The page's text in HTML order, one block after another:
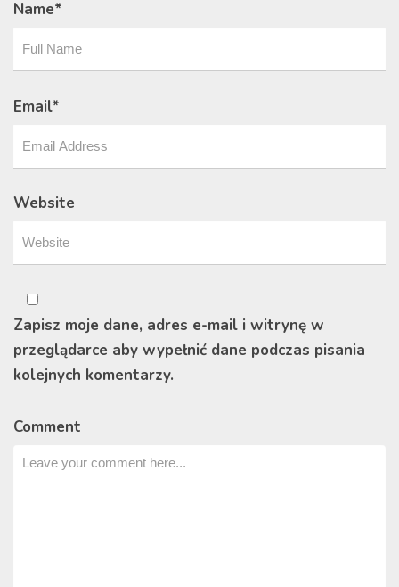
Name*
Email*
Website
Zapisz moje dane, adres e-mail i witrynę w
przeglądarce aby wypełnić dane podczas pisania
kolejnych komentarzy.
Comment